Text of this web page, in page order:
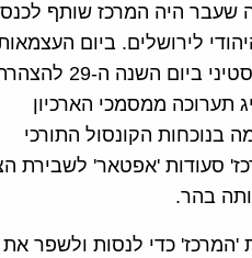
שעבר היה המרכז שותף לכנס
לירושלים. ביום
"הפלסטיני" פרסם המרכז הצהרה בה הבהיר כי הוא חוגג "עם העם הפלסטיני ביום השנה
תערוכה ממסמכי הארכיון
בנוכחות הקונסול התורכי
סעודות 'אפטאר' לשבירת
בהר.
'המרכז' כדי לנסות ולשפר את